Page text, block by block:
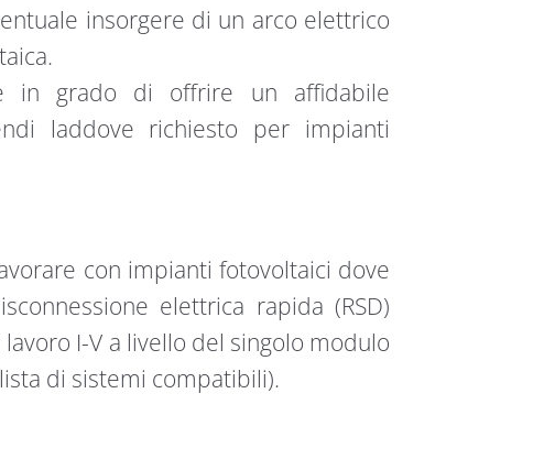
insorgere di un arco elettrico
in grado di offrire un affidabile
laddove richiesto per impianti
con impianti fotovoltaici dove
elettrica rapida (RSD)
I-V a livello del singolo modulo
di sistemi compatibili).